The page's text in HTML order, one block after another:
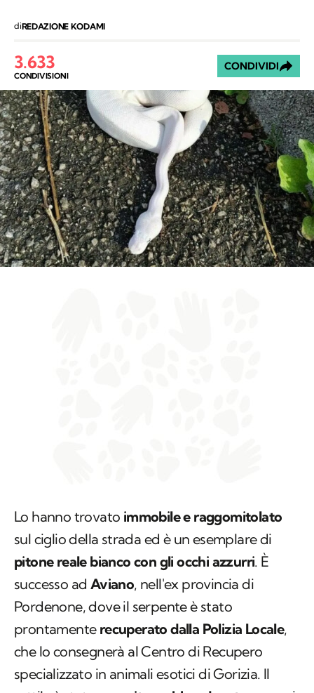
diREDAZIONE KODAMI
3.633
CONDIVISIONI
CONDIVIDI
Lo hanno trovato immobile e raggomitolato
sul ciglio della strada ed è un esemplare di
pitone reale bianco con gli occhi azzurri. È
successo ad Aviano, nell'ex provincia di
Pordenone, dove il serpente è stato
prontamente recuperato dalla Polizia Locale,
che lo consegnerà al Centro di Recupero
specializzato in animali esotici di Gorizia. Il